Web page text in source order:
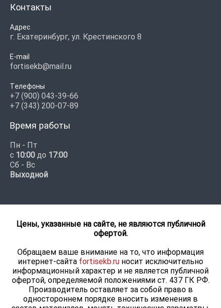
Контакты
Адрес
г. Екатеринбург, ул. Крестинского 8
E-mail
fortisekb@mail.ru
Телефоны
+7 (900) 043-39-66
+7 (343) 200-07-89
Время работы
Пн - Пт
с 10:00 до 17:00
Сб - Вс
Выходной
Цены, указанные на сайте, не являются публичной
офертой.
Обращаем ваше внимание на то, что информация
интернет-сайта fortisekb.ru носит исключительно
информационный характер и не является публичной
офертой, определяемой положениями ст. 437 ГК РФ.
Производитель оставляет за собой право в
одностороннем порядке вносить изменения в